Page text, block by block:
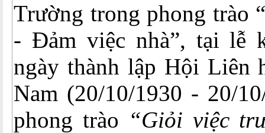
Trường trong phong trào
- Đảm việc nhà”, tại lễ
ngày thành lập Hội Liên
Nam (20/10/1930 - 20/
phong trào “Giỏi việc